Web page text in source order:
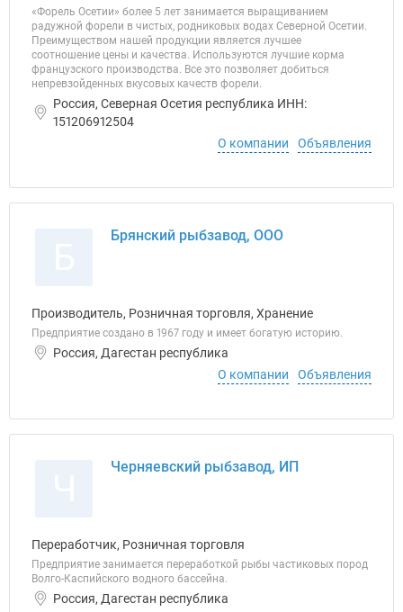
«Форель Осетии» более 5 лет занимается выращиванием
радужной форели в чистых, родниковых водах Северной Осетии.
Преимуществом нашей продукции является лучшее
соотношение цены и качества. Используются лучшие корма
французского производства. Все это позволяет добиться
непревзойденных вкусовых качеств форели.
Россия, Северная Осетия республика ИНН:
151206912504
О компании
Объявления
Брянский рыбзавод, ООО
Производитель, Розничная торговля, Хранение
Предприятие создано в 1967 году и имеет богатую историю.
Россия, Дагестан республика
О компании
Объявления
Черняевский рыбзавод, ИП
Переработчик, Розничная торговля
Предприятие занимается переработкой рыбы частиковых пород
Волго-Каспийского водного бассейна.
Россия, Дагестан республика